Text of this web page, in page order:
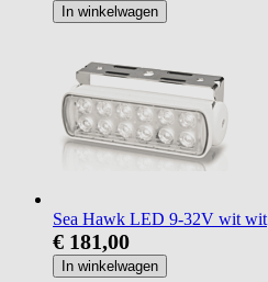
In winkelwagen
Sea Hawk LED 9-32V wit wit
€ 181,00
In winkelwagen